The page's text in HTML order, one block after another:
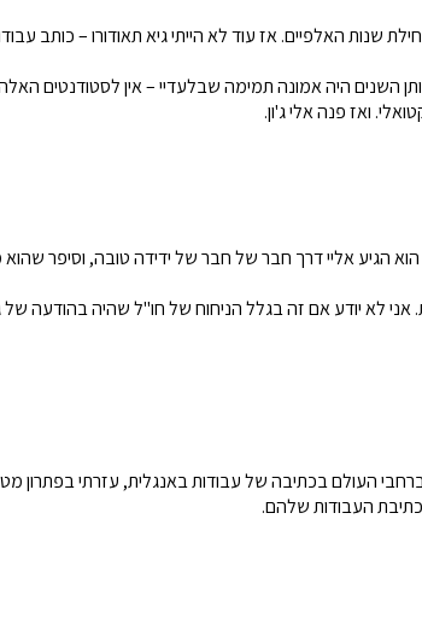
האלפיים. אז עוד לא הייתי גיא תאודורו – כותב
היה אמונה תמימה שבלעדיי – אין לסטודנטים
ואז פנה אלי ג'ון.
הוא הגיע אליי דרך חבר של חבר של ידידה טובה,
לא יודע אם זה בגלל הניחוח של חו"ל שהיה בהודעה של
העולם בכתיבה של עבודות באנגלית, עזרתי
העבודות שלהם.